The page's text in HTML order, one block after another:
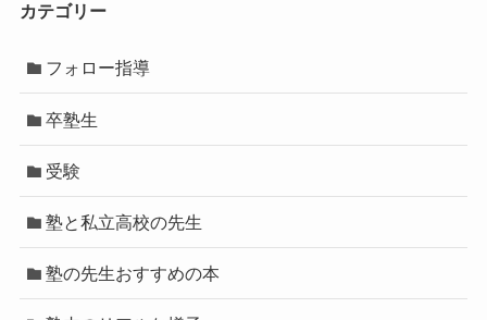
カテゴリー
フォロー指導
卒塾生
受験
塾と私立高校の先生
塾の先生おすすめの本